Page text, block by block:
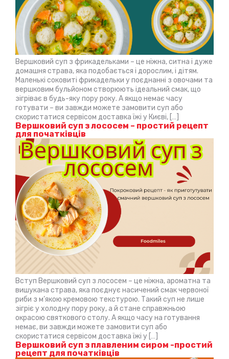
Вершковий суп з фрикадельками – це ніжна, ситна і дуже
домашня страва, яка подобається і дорослим, і дітям.
Маленькі соковиті фрикадельки у поєднанні з овочами та
вершковим бульйоном створюють ідеальний смак, що
зігріває в будь-яку пору року. А якщо немає часу
готувати – ви завжди можете замовити суп або
скористатися сервісом доставка їжі у Києві, […]
Вершковий суп з лососем – простий рецепт
для початківців
Вступ Вершковий суп з лососем – це ніжна, ароматна та
вишукана страва, яка поєднує насичений смак червоної
риби з м’якою кремовою текстурою. Такий суп не лише
зігріє у холодну пору року, а й стане справжньою
окрасою святкового столу. А якщо часу на готування
немає, ви завжди можете замовити суп або
скористатися сервісом доставка їжі у […]
Вершковий суп з плавленим сиром -простий
рецепт для початківців